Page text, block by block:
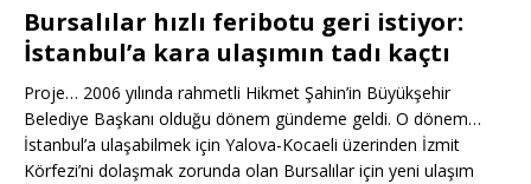
Bursalılar hızlı feribotu geri istiyor:
İstanbul’a kara ulaşımın tadı kaçtı
Proje… 2006 yılında rahmetli Hikmet Şahin’in Büyükşehir
Belediye Başkanı olduğu dönem gündeme geldi. O dönem…
İstanbul’a ulaşabilmek için Yalova-Kocaeli üzerinden İzmit
Körfezi’ni dolaşmak zorunda olan Bursalılar için yeni ulaşım